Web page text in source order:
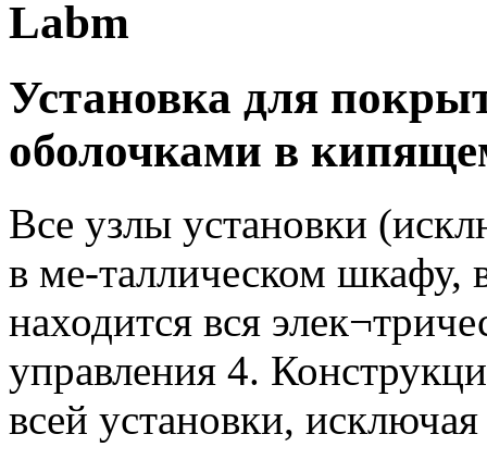
Labm
Установка для
оболочками в
Все узлы установки
в ме-таллическом шкафу,
находится вся
управления 4.
всей установки,